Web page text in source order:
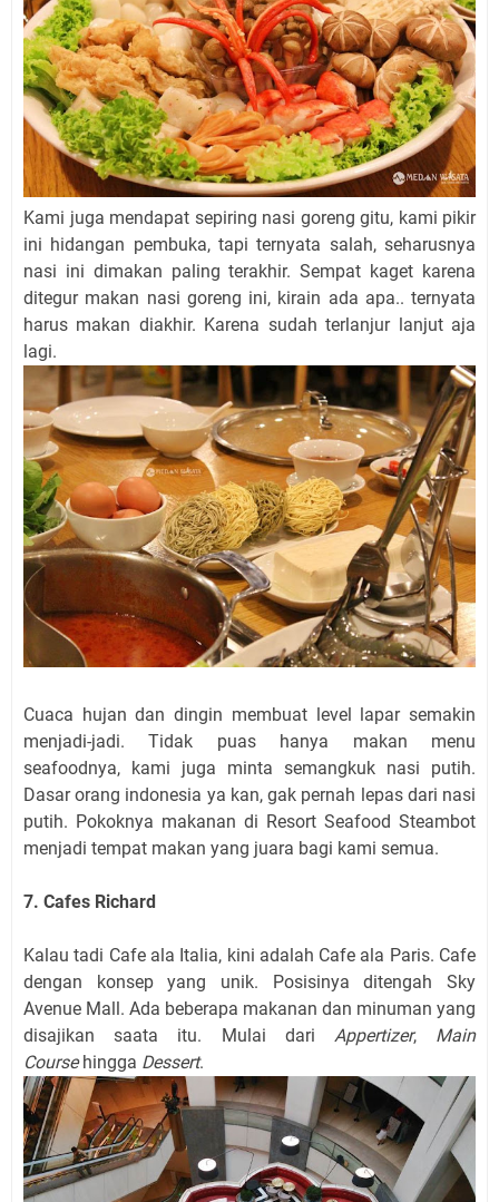
Kami juga mendapat sepiring nasi goreng gitu, kami pikir
ini hidangan pembuka, tapi ternyata salah, seharusnya
nasi ini dimakan paling terakhir. Sempat kaget karena
ditegur makan nasi goreng ini, kirain ada apa.. ternyata
harus makan diakhir. Karena sudah terlanjur lanjut aja
lagi.
Cuaca hujan dan dingin membuat level lapar semakin
menjadi-jadi. Tidak puas hanya makan menu
seafoodnya, kami juga minta semangkuk nasi putih.
Dasar orang indonesia ya kan, gak pernah lepas dari nasi
putih. Pokoknya makanan di Resort Seafood Steambot
menjadi tempat makan yang juara bagi kami semua.
7. Cafes Richard
Kalau tadi Cafe ala Italia, kini adalah Cafe ala Paris. Cafe
dengan konsep yang unik. Posisinya ditengah Sky
Avenue Mall. Ada beberapa makanan dan minuman yang
disajikan saata itu. Mulai dari Appertizer, Main
Coursehingga Dessert.